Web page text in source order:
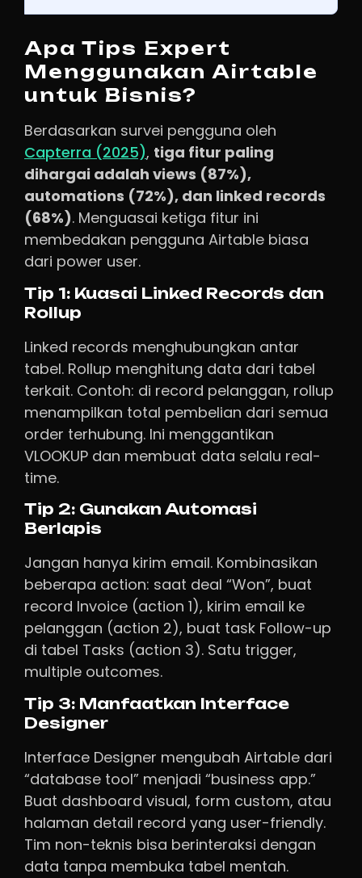
Apa Tips Expert
Menggunakan Airtable
untuk Bisnis?
Berdasarkan survei pengguna oleh
Capterra (2025), tiga fitur paling
dihargai adalah views (87%),
automations (72%), dan linked records
(68%). Menguasai ketiga fitur ini
membedakan pengguna Airtable biasa
dari power user.
Tip 1: Kuasai Linked Records dan
Rollup
Linked records menghubungkan antar
tabel. Rollup menghitung data dari tabel
terkait. Contoh: di record pelanggan, rollup
menampilkan total pembelian dari semua
order terhubung. Ini menggantikan
VLOOKUP dan membuat data selalu real-
time.
Tip 2: Gunakan Automasi
Berlapis
Jangan hanya kirim email. Kombinasikan
beberapa action: saat deal “Won”, buat
record Invoice (action 1), kirim email ke
pelanggan (action 2), buat task Follow-up
di tabel Tasks (action 3). Satu trigger,
multiple outcomes.
Tip 3: Manfaatkan Interface
Designer
Interface Designer mengubah Airtable dari
“database tool” menjadi “business app.”
Buat dashboard visual, form custom, atau
halaman detail record yang user-friendly.
Tim non-teknis bisa berinteraksi dengan
data tanpa membuka tabel mentah.